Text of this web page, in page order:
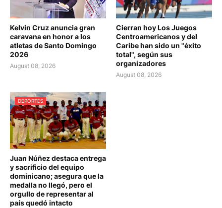
Kelvin Cruz anuncia gran
caravana en honor a los
atletas de Santo Domingo
2026
August 08, 2026
Cierran hoy Los Juegos
Centroamericanos y del
Caribe han sido un "éxito
total", según sus
organizadores
August 08, 2026
DEPORTES
Juan Núñez destaca entrega
y sacrificio del equipo
dominicano; asegura que la
medalla no llegó, pero el
orgullo de representar al
país quedó intacto